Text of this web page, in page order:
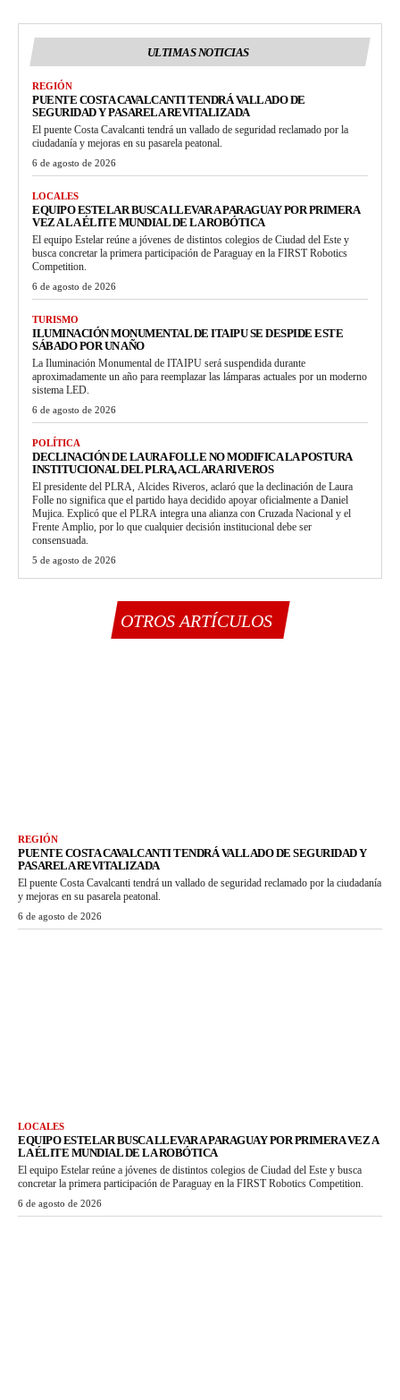
ULTIMAS NOTICIAS
REGIÓN
PUENTE COSTA CAVALCANTI TENDRÁ VALLADO DE
SEGURIDAD Y PASARELA REVITALIZADA
El puente Costa Cavalcanti tendrá un vallado de seguridad reclamado por la
ciudadanía y mejoras en su pasarela peatonal.
6 de agosto de 2026
LOCALES
EQUIPO ESTELAR BUSCA LLEVAR A PARAGUAY POR PRIMERA
VEZ A LA ÉLITE MUNDIAL DE LA ROBÓTICA
El equipo Estelar reúne a jóvenes de distintos colegios de Ciudad del Este y
busca concretar la primera participación de Paraguay en la FIRST Robotics
Competition.
6 de agosto de 2026
TURISMO
ILUMINACIÓN MONUMENTAL DE ITAIPU SE DESPIDE ESTE
SÁBADO POR UN AÑO
La Iluminación Monumental de ITAIPU será suspendida durante
aproximadamente un año para reemplazar las lámparas actuales por un moderno
sistema LED.
6 de agosto de 2026
POLÍTICA
DECLINACIÓN DE LAURA FOLLE NO MODIFICA LA POSTURA
INSTITUCIONAL DEL PLRA, ACLARA RIVEROS
El presidente del PLRA, Alcides Riveros, aclaró que la declinación de Laura
Folle no significa que el partido haya decidido apoyar oficialmente a Daniel
Mujica. Explicó que el PLRA integra una alianza con Cruzada Nacional y el
Frente Amplio, por lo que cualquier decisión institucional debe ser
consensuada.
5 de agosto de 2026
OTROS ARTÍCULOS
REGIÓN
PUENTE COSTA CAVALCANTI TENDRÁ VALLADO DE SEGURIDAD Y
PASARELA REVITALIZADA
El puente Costa Cavalcanti tendrá un vallado de seguridad reclamado por la ciudadanía
y mejoras en su pasarela peatonal.
6 de agosto de 2026
LOCALES
EQUIPO ESTELAR BUSCA LLEVAR A PARAGUAY POR PRIMERA VEZ A
LA ÉLITE MUNDIAL DE LA ROBÓTICA
El equipo Estelar reúne a jóvenes de distintos colegios de Ciudad del Este y busca
concretar la primera participación de Paraguay en la FIRST Robotics Competition.
6 de agosto de 2026